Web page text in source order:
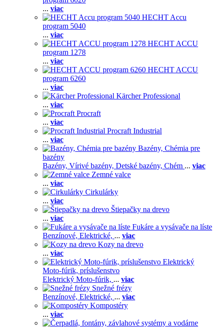
... viac
HECHT Accu
program 5040
... viac
HECHT ACCU
program 1278
... viac
HECHT ACCU
program 6260
... viac
Kärcher Professional
... viac
Procraft
... viac
Procraft Industrial
... viac
Bazény, Chémia pre
bazény
Bazény, Vírivé bazény, Detské bazény, Chém ... viac
Zemné valce
... viac
Cirkulárky
... viac
Štiepačky na drevo
... viac
Fukáre a vysávače na líste
Benzínové, Elektrické, ... viac
Kozy na drevo
... viac
Elektrický
Moto-fúrik, príslušenstvo
Elektrický Moto-fúrik, ... viac
Snežné frézy
Benzínové, Elektrické, ... viac
Kompostéry
... viac